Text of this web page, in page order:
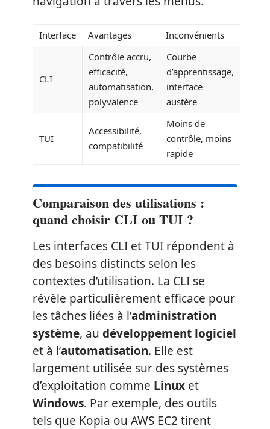
Interface Avantages Inconvénients
CLI
Contrôle accru,
efficacité,
automatisation,
polyvalence
Courbe
d’apprentissage,
interface
austère
TUI
Accessibilité,
compatibilité
Moins de
contrôle, moins
rapide
Comparaison des utilisations :
quand choisir CLI ou TUI ?
Les interfaces CLI et TUI répondent à
des besoins distincts selon les
contextes d’utilisation. La CLI se
révèle particulièrement efficace pour
les tâches liées à l’administration
système, au développement logiciel
et à l’automatisation. Elle est
largement utilisée sur des systèmes
d’exploitation comme Linux et
Windows. Par exemple, des outils
tels que Kopia ou AWS EC2 tirent